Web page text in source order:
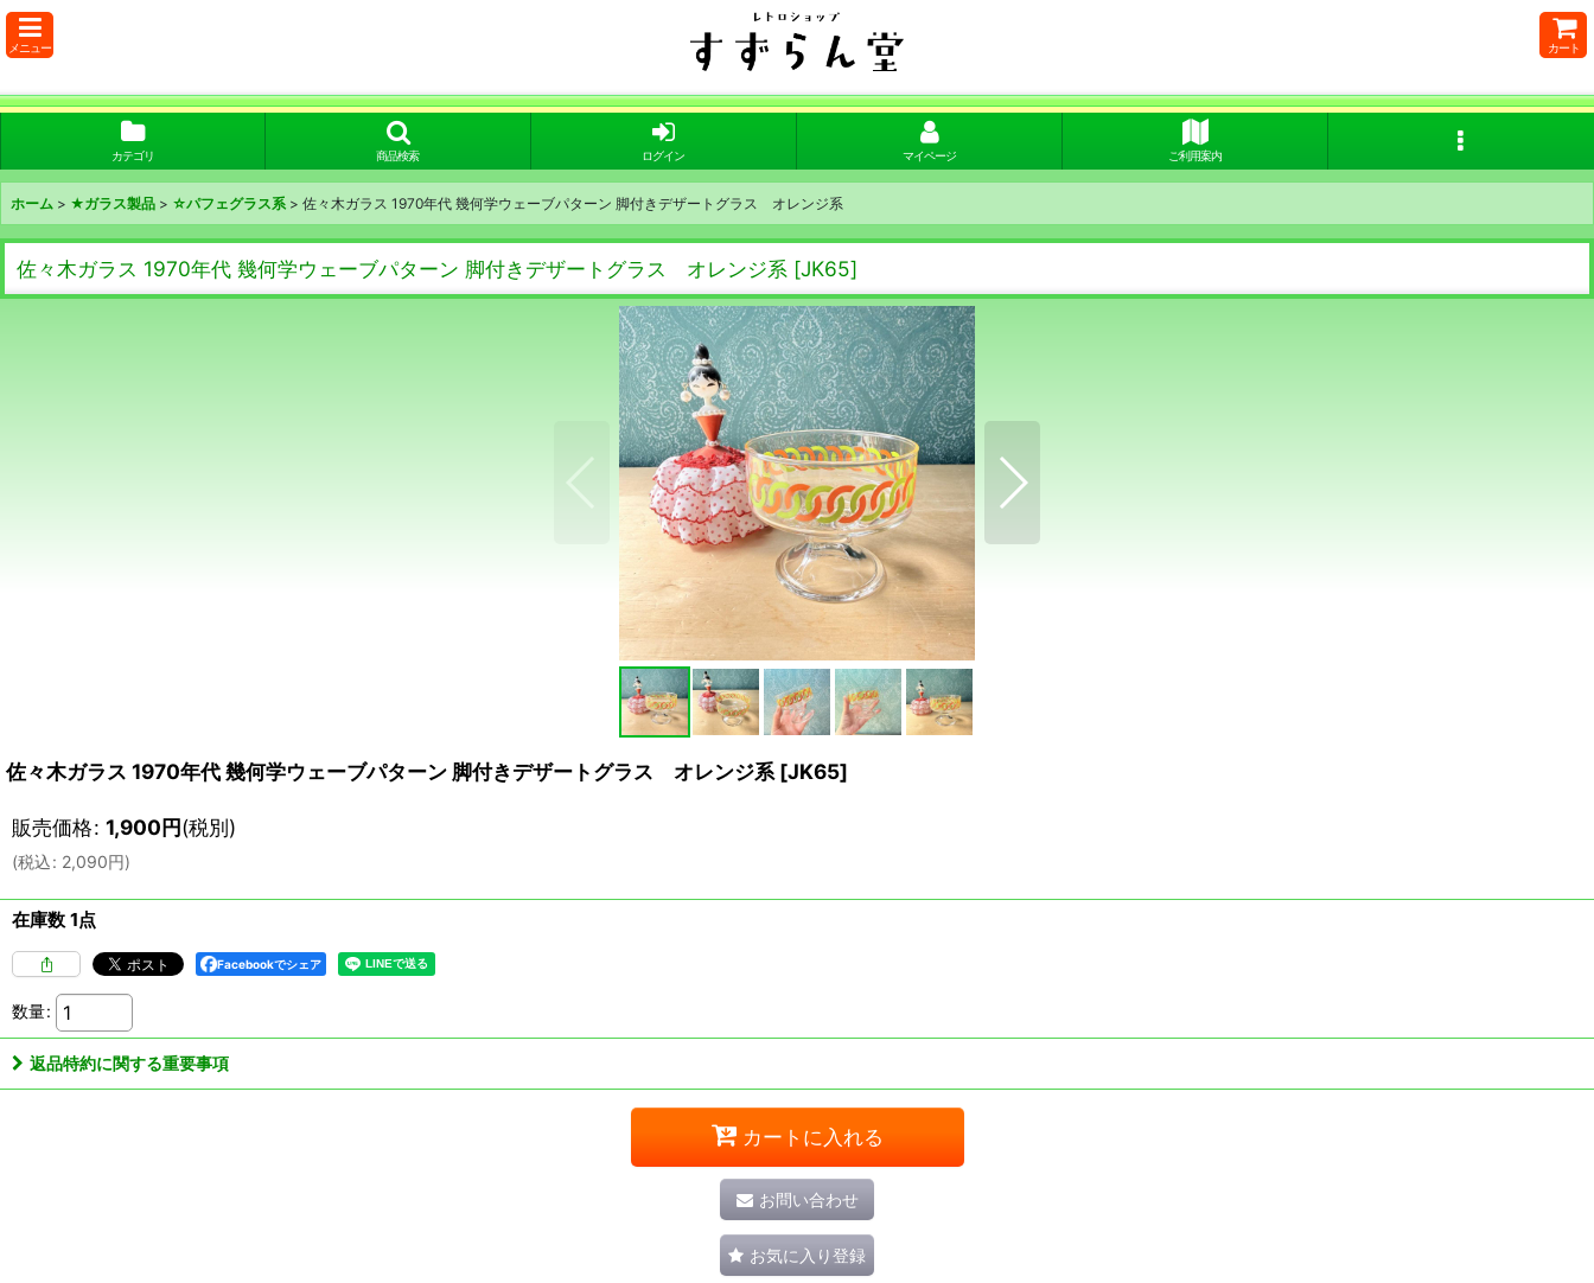
メニュー カート
カテゴリ 商品検索 ログイン マイページ ご利用案内
ホーム > ★ガラス製品 > ☆パフェグラス系 > 佐々木ガラス 1970年代 幾何学ウェーブパターン 脚付きデザートグラス オレンジ系
佐々木ガラス 1970年代 幾何学ウェーブパターン 脚付きデザートグラス オレンジ系 [JK65]
佐々木ガラス 1970年代 幾何学ウェーブパターン 脚付きデザートグラス オレンジ系 [JK65]
販売価格: 1,900円(税別)
(税込: 2,090円)
在庫数 1点
Facebookでシェア
数量:
返品特約に関する重要事項
カートに入れる
お問い合わせ
お気に入り登録